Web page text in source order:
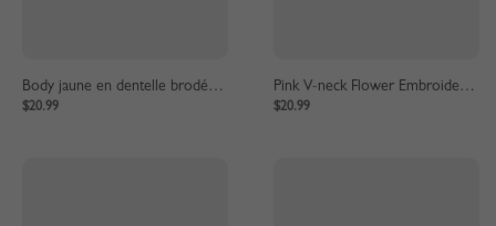
Body jaune en dentelle brodée de feuilles à col en V
$20.99
Pink V-neck Flower Embroidery Lace Bodysuit
$20.99